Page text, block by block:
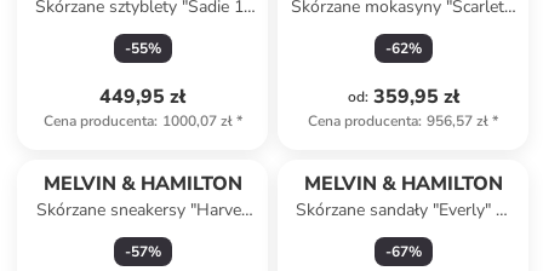
Skórzane sztyblety "Sadie 1"
w kolorze jasnobrązowym
-55%
449,95 zł
Cena producenta: 1000,07 zł*
Skórzane mokasyny "Scarlett"
w kolorze czarnym
-62%
od: 359,95 zł
Cena producenta: 956,57 zł*
MELVIN & HAMILTON
Skórzane sneakersy "Harvey
9" w kolorze czarno-
niebieskim
-57%
MELVIN & HAMILTON
Skórzane sandały "Everly" w
kolorze czarnym
-67%